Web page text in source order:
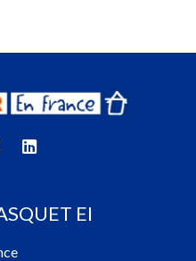
EI